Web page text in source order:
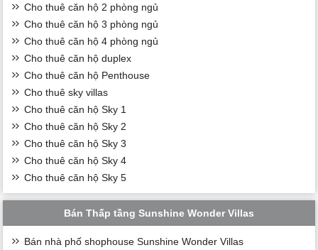
Cho thuê căn hộ 2 phòng ngủ
Cho thuê căn hộ 3 phòng ngủ
Cho thuê căn hộ 4 phòng ngủ
Cho thuê căn hộ duplex
Cho thuê căn hộ Penthouse
Cho thuê sky villas
Cho thuê căn hộ Sky 1
Cho thuê căn hộ Sky 2
Cho thuê căn hộ Sky 3
Cho thuê căn hộ Sky 4
Cho thuê căn hộ Sky 5
Bán Thấp tầng Sunshine Wonder Villas
Bán nhà phố shophouse Sunshine Wonder Villas